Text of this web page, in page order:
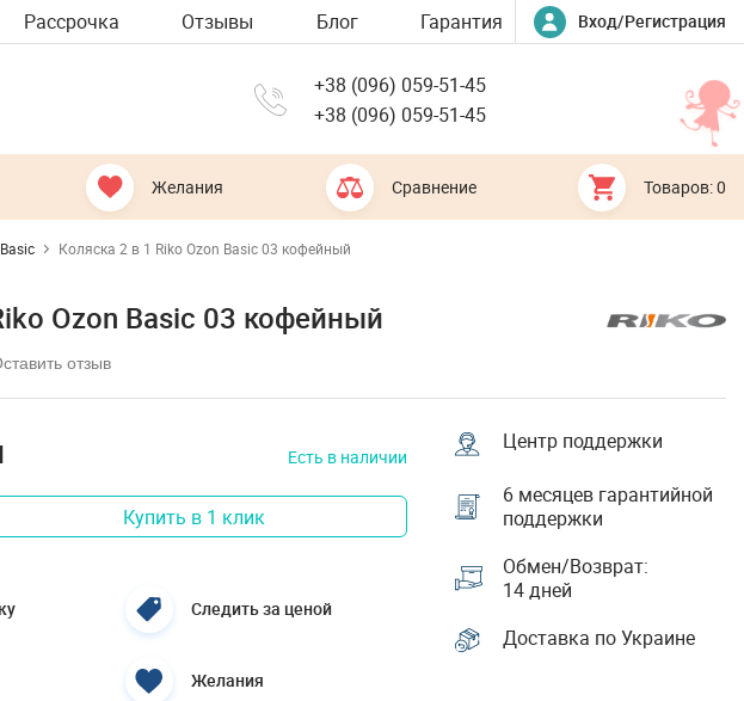
Рассрочка Отзывы Блог Гарантия Вход/Регистрация
+38 (096) 059-51-45
+38 (096) 059-51-45
Желания Сравнение Товаров: 0
Коляска 2 в 1 Riko Ozon Basic 03 кофейный
Ozon Basic 03 кофейный
отзыв
Есть в наличии
Купить в 1 клик
Следить за ценой
Желания
Центр поддержки
6 месяцев гарантийной
поддержки
Обмен/Возврат:
14 дней
Доставка по Украине